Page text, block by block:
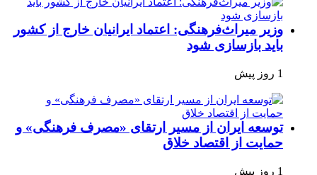
وزیر میراث‌فرهنگی: اعتماد ایرانیان خارج از کشور
باید بازسازی شود
1 روز پیش
توسعه ایران از مسیر ارتقای «مصرف فرهنگی» و
حمایت از اقتصاد خلاق
1 روز پیش